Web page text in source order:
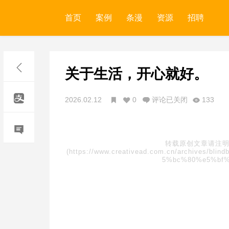
首页 案例 条漫 资源 招聘
关于生活，开心就好。
2026.02.12 0 评论已关闭 133
转载原创文章请注
(https://www.creativead.com.cn/archives/